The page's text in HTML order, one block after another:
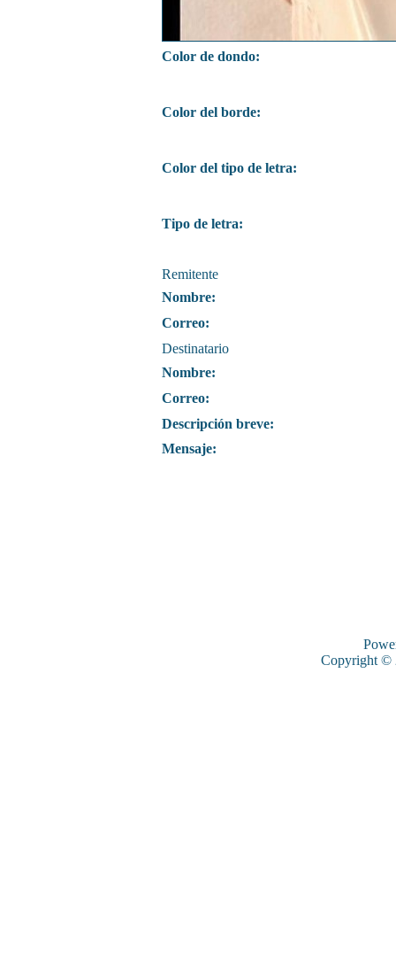
Color de dondo:
Color del borde:
Color del tipo de letra:
Tipo de letra:
Remitente
Nombre:
Correo:
Destinatario
Nombre:
Correo:
Descripción breve:
Mensaje:
Copyright ©